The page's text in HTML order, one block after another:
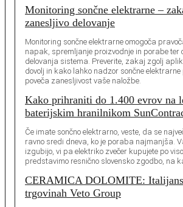
Monitoring sončne elektrarne –
zanesljivo delovanje
Monitoring sončne elektrarne omogoča
napak, spremljanje proizvodnje in porabe ter
delovanja sistema. Preverite, zakaj zgolj
dovolj in kako lahko nadzor sončne
poveča zanesljivost vaše naložbe.
Kako prihraniti do 1.400 evrov na
baterijskim hranilnikom
Če imate sončno elektrarno, veste, da se
ravno sredi dneva, ko je poraba najmanjša.
izgubijo, vi pa elektriko zvečer kupujete po
predstavimo resnično slovensko zgodbo, na
CERAMICA DOLOMITE:
trgovinah Veto Group